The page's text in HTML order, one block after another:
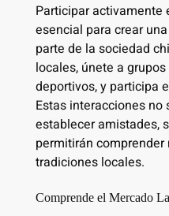
Participar activamente
esencial para crear
parte de la sociedad
locales, únete a
deportivos, y participa
Estas interacciones no
establecer amistades,
permitirán
tradiciones locales.
Comprende el Mercado